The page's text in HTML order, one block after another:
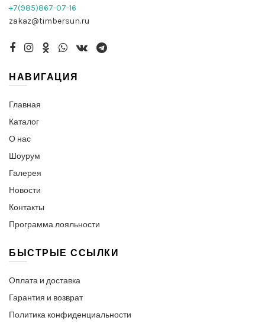
+7(985)867-07-16
zakaz@timbersun.ru
НАВИГАЦИЯ
Главная
Каталог
О нас
Шоурум
Галерея
Новости
Контакты
Программа лояльности
БЫСТРЫЕ ССЫЛКИ
Оплата и доставка
Гарантия и возврат
Политика конфиденциальности